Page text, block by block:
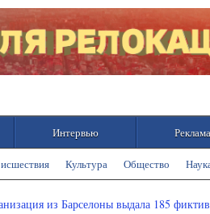
Культура Общество
Интервью Реклама
из Барселоны выдала 185